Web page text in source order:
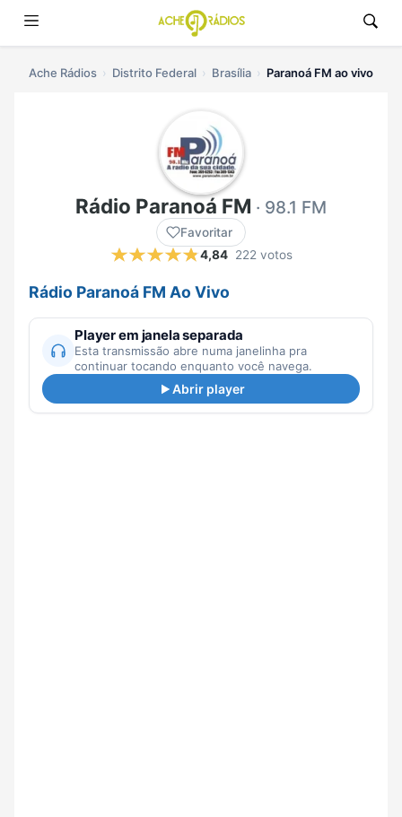
Ache Rádios Distrito Federal Brasília Paranoá FM ao vivo
Rádio Paranoá FM · 98.1 FM
Favoritar
4,84 222 votos
Rádio Paranoá FM Ao Vivo
Player em janela separada
Esta transmissão abre numa janelinha pra
continuar tocando enquanto você navega.
Abrir player